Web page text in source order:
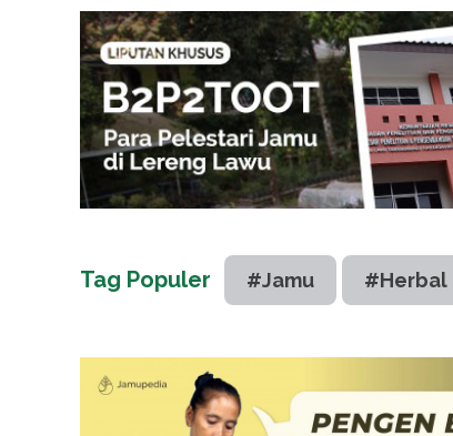
Tag Populer #Jamu #Herbal